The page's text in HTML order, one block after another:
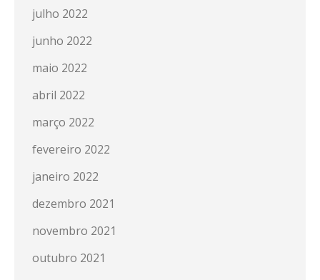
julho 2022
junho 2022
maio 2022
abril 2022
março 2022
fevereiro 2022
janeiro 2022
dezembro 2021
novembro 2021
outubro 2021